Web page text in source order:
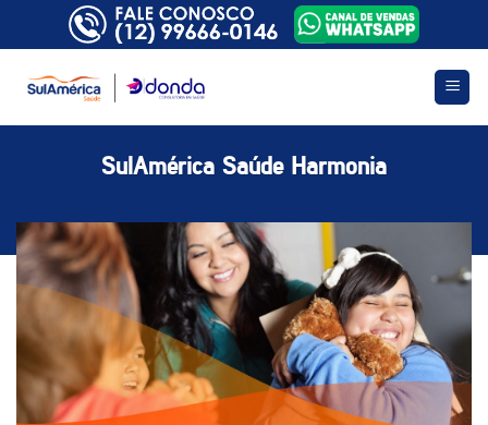
SulAmérica Saúde Harmonia